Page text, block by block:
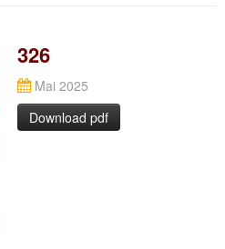
326
Mai 2025
Download pdf